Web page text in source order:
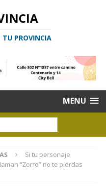
TU PROVINCIA
MENU
Si tu personaje
“Zorro” no te pierdas